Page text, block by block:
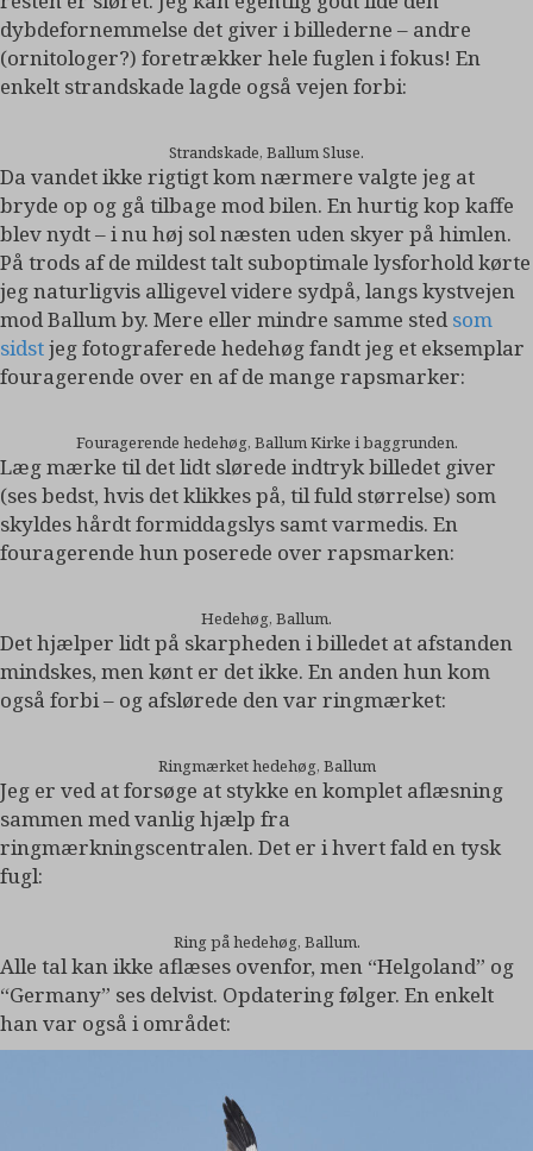
dybdefornemmelse det giver i billederne – andre
(ornitologer?) foretrækker hele fuglen i fokus! En
enkelt strandskade lagde også vejen forbi:
Strandskade, Ballum Sluse.
Da vandet ikke rigtigt kom nærmere valgte jeg at
bryde op og gå tilbage mod bilen. En hurtig kop kaffe
blev nydt – i nu høj sol næsten uden skyer på himlen.
På trods af de mildest talt suboptimale lysforhold kørte
jeg naturligvis alligevel videre sydpå, langs kystvejen
mod Ballum by. Mere eller mindre samme sted som
sidstjeg fotograferede hedehøg fandt jeg et eksemplar
fouragerende over en af de mange rapsmarker:
Fouragerende hedehøg, Ballum Kirke i baggrunden.
Læg mærke til det lidt slørede indtryk billedet giver
(ses bedst, hvis det klikkes på, til fuld størrelse) som
skyldes hårdt formiddagslys samt varmedis. En
fouragerende hun poserede over rapsmarken:
Hedehøg, Ballum.
Det hjælper lidt på skarpheden i billedet at afstanden
mindskes, men kønt er det ikke. En anden hun kom
også forbi – og afslørede den var ringmærket:
Ringmærket hedehøg, Ballum
Jeg er ved at forsøge at stykke en komplet aflæsning
sammen med vanlig hjælp fra
ringmærkningscentralen. Det er i hvert fald en tysk
fugl:
Ring på hedehøg, Ballum.
Alle tal kan ikke aflæses ovenfor, men “Helgoland” og
“Germany” ses delvist. Opdatering følger. En enkelt
han var også i området: